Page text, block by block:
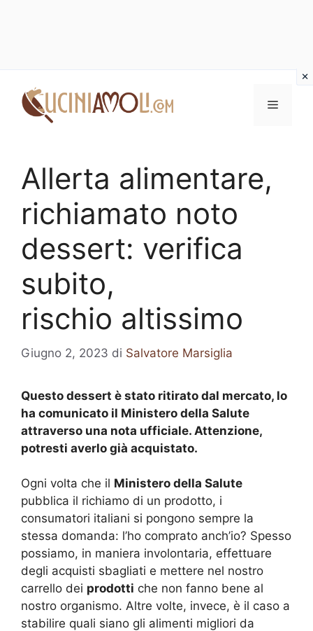
contenuto
Menu
Allerta alimentare,
richiamato noto
dessert: verifica
subito,
rischio altissimo
Giugno 2, 2023 di Salvatore Marsiglia
Questo dessert è stato ritirato dal mercato, lo
ha comunicato il Ministero della Salute
attraverso una nota ufficiale. Attenzione,
potresti averlo già acquistato.
Ogni volta che il Ministero della Salute
pubblica il richiamo di un prodotto, i
consumatori italiani si pongono sempre la
stessa domanda: l’ho comprato anch’io? Spesso
possiamo, in maniera involontaria, effettuare
degli acquisti sbagliati e mettere nel nostro
carrello dei prodotti che non fanno bene al
nostro organismo. Altre volte, invece, è il caso a
stabilire quali siano gli alimenti migliori da